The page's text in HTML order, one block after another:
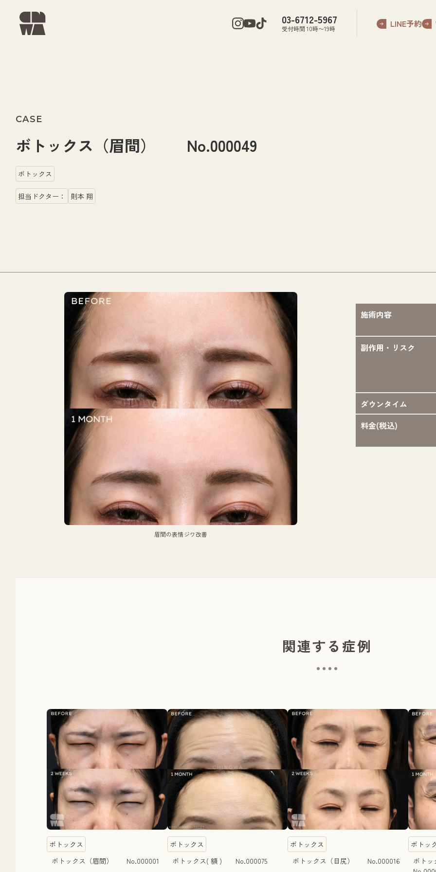
03-6712-5967
受付時間 10時〜19時 LINE予約
CASE
ボトックス（眉間） No.000049
ボトックス
担当ドクター： 則本 翔
眉間の表情ジワ改善
施術内容
副作用・リスク
ダウンタイム
料金(税込)
関連する症例
ボトックス
ボトックス（眉間） No.000001
ボトックス
ボトックス( 額 ) No.000075
ボトックス
ボトックス（目尻） No.000016
ボトッ
ボト